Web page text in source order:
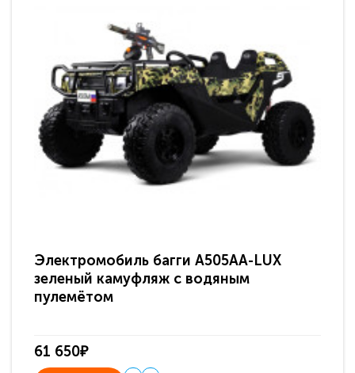
Электромобиль багги A505AA-LUX
зеленый камуфляж с водяным
пулемётом
61 650₽